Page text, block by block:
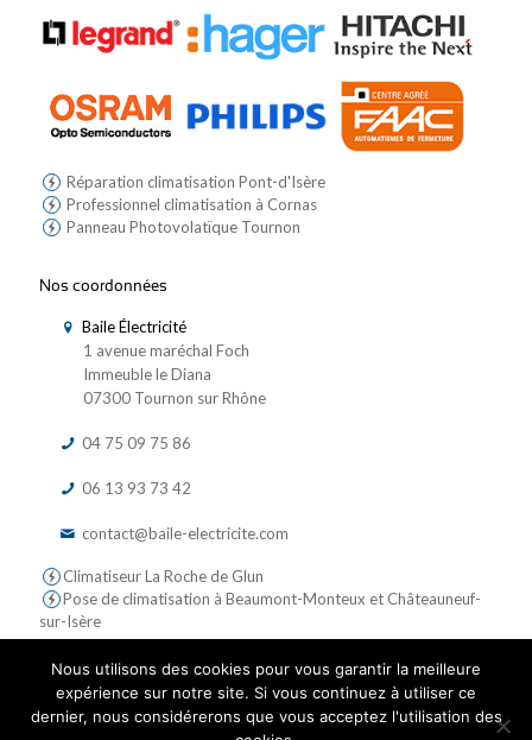
Réparation climatisation Pont-d'Isère
Professionnel climatisation à Cornas
Panneau Photovolatïque Tournon
Nos coordonnées
Baile Électricité
1 avenue maréchal Foch
Immeuble le Diana
07300 Tournon sur Rhône
04 75 09 75 86
06 13 93 73 42
contact@baile-electricite.com
Climatiseur La Roche de Glun
Pose de climatisation à Beaumont-Monteux et Châteauneuf-
sur-Isère
Nous utilisons des cookies pour vous garantir la meilleure
expérience sur notre site. Si vous continuez à utiliser ce
dernier, nous considérerons que vous acceptez l'utilisation des